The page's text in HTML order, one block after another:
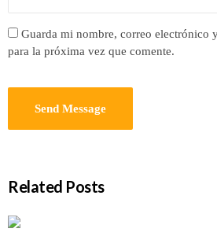
Guarda mi nombre, correo electrónico
para la próxima vez que comente.
Related Posts